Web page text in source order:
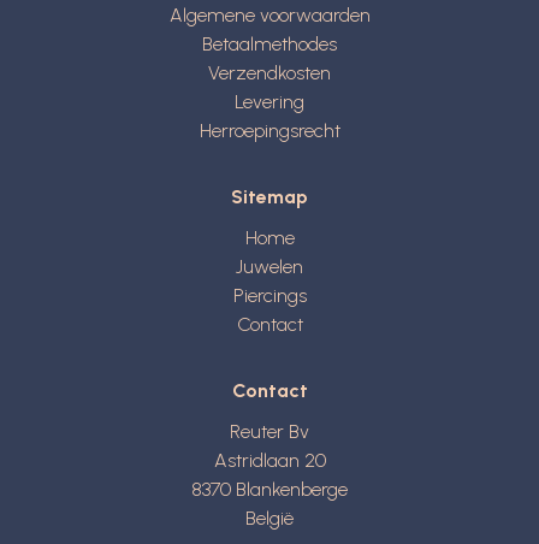
Algemene voorwaarden
Betaalmethodes
Verzendkosten
Levering
Herroepingsrecht
Sitemap
Home
Juwelen
Piercings
Contact
Contact
Reuter Bv
Astridlaan 20
8370 Blankenberge
België